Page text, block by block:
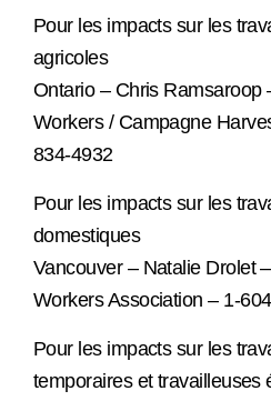
Pour les impacts sur les
agricoles
Ontario – Chris Ramsaroop
Workers / Campagne
834-4932
Pour les impacts sur les
domestiques
Vancouver – Natalie Drolet
Workers Association – 1-
Pour les impacts sur les
temporaires et travailleuses